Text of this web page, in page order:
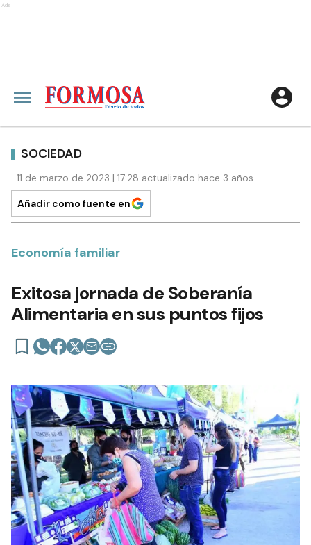
Ads
SOCIEDAD
11 de marzo de 2023 | 17:28 actualizado hace 3 años
Añadir como fuente en
Economía familiar
Exitosa jornada de Soberanía
Alimentaria en sus puntos fijos